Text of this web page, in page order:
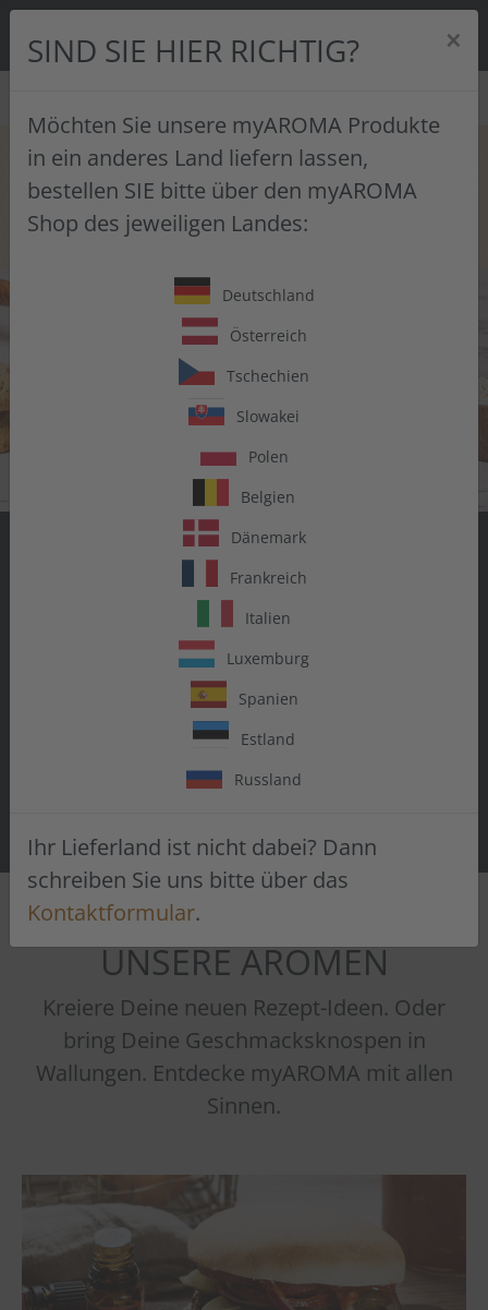
Skip to main content
SIND SIE HIER RICHTIG? ×
Möchten Sie unsere myAROMA Produkte
in ein anderes Land liefern lassen,
bestellen SIE bitte über den myAROMA
Shop des jeweiligen Landes:
Deutschland
Österreich
Tschechien
Slowakei
Polen
Belgien
Dänemark
Frankreich
Italien
Luxemburg
Spanien
Estland
Russland
Ihr Lieferland ist nicht dabei? Dann
schreiben Sie uns bitte über das
Kontaktformular.
SAG JA ZU
GESCHMACK
Entdecke eine Welt voller Aromen.
Vielseitig einsetzbar. Zum Backen,
Kochen, Mixen, Trinken.
AROMEN PROBIEREN
UNSERE AROMEN
Kreiere Deine neuen Rezept-Ideen. Oder
bring Deine Geschmacksknospen in
Wallungen. Entdecke myAROMA mit allen
Sinnen.